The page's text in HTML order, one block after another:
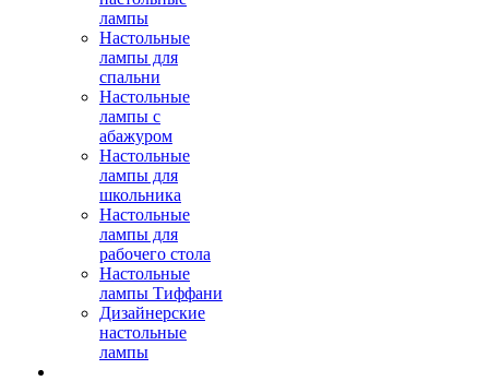
лампы
Настольные
лампы для
спальни
Настольные
лампы с
абажуром
Настольные
лампы для
школьника
Настольные
лампы для
рабочего стола
Настольные
лампы Тиффани
Дизайнерские
настольные
лампы